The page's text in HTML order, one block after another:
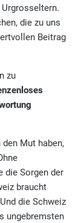
die zu uns
Beitrag
zu
Mut haben,
die Sorgen der
braucht
die Schweiz
ungebremsten